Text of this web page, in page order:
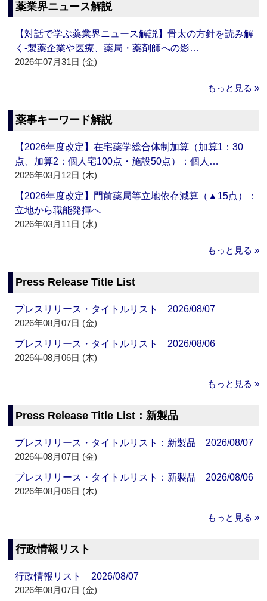
薬業界ニュース解説
【対話で学ぶ薬業界ニュース解説】骨太の方針を読み解
く‐製薬企業や医療、薬局・薬剤師への影…
2026年07月31日 (金)
もっと見る »
薬事キーワード解説
【2026年度改定】在宅薬学総合体制加算（加算1：30
点、加算2：個人宅100点・施設50点）：個人…
2026年03月12日 (木)
【2026年度改定】門前薬局等立地依存減算（▲15点）：
立地から職能発揮へ
2026年03月11日 (水)
もっと見る »
Press Release Title List
プレスリリース・タイトルリスト 2026/08/07
2026年08月07日 (金)
プレスリリース・タイトルリスト 2026/08/06
2026年08月06日 (木)
もっと見る »
Press Release Title List：新製品
プレスリリース・タイトルリスト：新製品 2026/08/07
2026年08月07日 (金)
プレスリリース・タイトルリスト：新製品 2026/08/06
2026年08月06日 (木)
もっと見る »
行政情報リスト
行政情報リスト 2026/08/07
2026年08月07日 (金)